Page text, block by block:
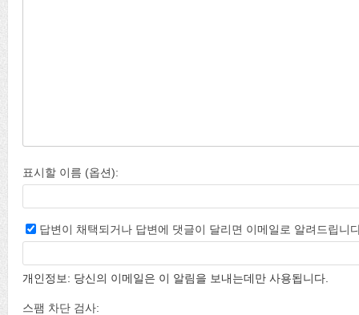
표시할 이름 (옵션):
답변이 채택되거나 답변에 댓글이 달리면 이메일로 알려드립니
개인정보: 당신의 이메일은 이 알림을 보내는데만 사용됩니다.
스팸 차단 검사: